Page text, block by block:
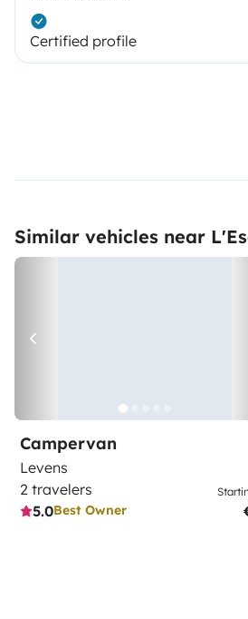
Certified profile
Similar vehicles near
Campervan
Levens
2 travelers
5.0Best Owner